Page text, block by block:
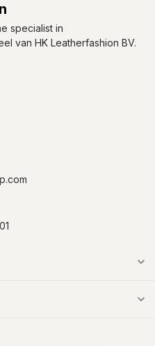
specialist in
van HK Leatherfashion BV.